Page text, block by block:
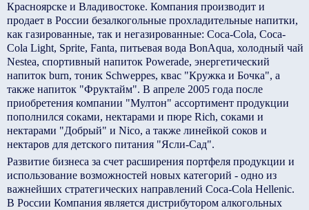
Красноярске и Владивостоке. Компания производит и
продает в России безалкогольные прохладительные напитки,
как газированные, так и негазированные: Coca-Cola, Coca-
Cola Light, Sprite, Fanta, питьевая вода BonAqua, холодный чай
Nestea, спортивный напиток Powerade, энергетический
напиток burn, тоник Schweppes, квас "Кружка и Бочка", а
также напиток "Фруктайм". В апреле 2005 года после
приобретения компании "Мултон" ассортимент продукции
пополнился соками, нектарами и пюре Rich, соками и
нектарами "Добрый" и Nico, а также линейкой соков и
нектаров для детского питания "Ясли-Сад".
Развитие бизнеса за счет расширения портфеля продукции и
использование возможностей новых категорий - одно из
важнейших стратегических направлений Coca-Cola Hellenic.
В России Компания является дистрибутором алкогольных